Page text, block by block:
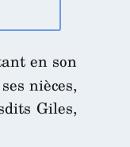
en son
nièces,
Giles,